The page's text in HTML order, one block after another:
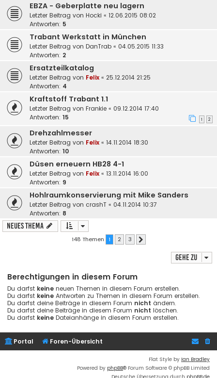
EBZA - Geberplatte neu lagern
Letzter Beitrag von Hocki « 12.06.2015 08:02
Antworten: 5
Trabant Werkstatt in München
Letzter Beitrag von DanTrab « 04.05.2015 11:33
Antworten: 2
Ersatzteilkatalog
Letzter Beitrag von Felix « 25.12.2014 21:25
Antworten: 4
Kraftstoff Trabant 1.1
Letzter Beitrag von Frankie « 09.12.2014 17:40
Antworten: 15 1 2
Drehzahlmesser
Letzter Beitrag von Felix « 14.11.2014 18:30
Antworten: 10
Düsen erneuern HB28 4-1
Letzter Beitrag von Felix « 13.11.2014 16:00
Antworten: 9
Hohlraumkonservierung mit Mike Sanders
Letzter Beitrag von crashT « 04.11.2014 10:37
Antworten: 8
Neues Thema
148 Themen 1 2 3
Gehe zu
Berechtigungen in diesem Forum
Du darfst keine neuen Themen in diesem Forum erstellen.
Du darfst keine Antworten zu Themen in diesem Forum erstellen.
Du darfst deine Beiträge in diesem Forum nicht ändern.
Du darfst deine Beiträge in diesem Forum nicht löschen.
Du darfst keine Dateianhänge in diesem Forum erstellen.
Portal Foren-Übersicht
Flat Style by Ian Bradley
Powered by phpBB® Forum Software © phpBB Limited